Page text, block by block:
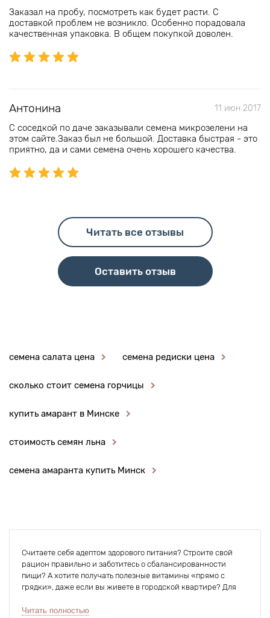
Заказал на пробу, посмотреть как будет расти. С
доставкой проблем не возникло. Особенно порадовала
качественная упаковка. В общем покупкой доволен.
Антонина 11 июн 2017
С соседкой по даче заказывали семена микрозелени на
этом сайте.Заказ был не большой. Доставка быстрая - это
приятно, да и сами семена очень хорошего качества.
Читать все отзывы
Оставить отзыв
семена салата цена семена редиски цена
сколько стоит семена горчицы
купить амарант в Минске
стоимость семян льна
семена амаранта купить Минск
Считаете себя адептом здорового питания? Строите свой
рацион правильно и заботитесь о сбалансированности
пищи? А хотите получать полезные витамины «прямо с
грядки», даже если вы живете в городской квартире? Для
их в проращиватели и уже через неделю на вашем
Читать полностью